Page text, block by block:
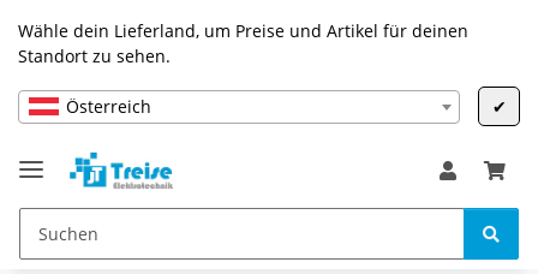
Wähle dein Lieferland, um Preise und Artikel für deinen
Standort zu sehen.
Österreich ✔